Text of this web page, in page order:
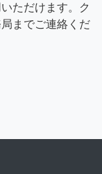
ただけます。ク
までご連絡くだ